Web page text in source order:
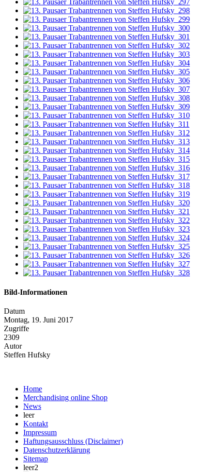
Bild-Informationen
Datum
Montag, 19. Juni 2017
Zugriffe
2309
Autor
Steffen Hufsky
Home
Merchandising online Shop
News
leer
Kontakt
Impressum
Haftungsausschluss (Disclaimer)
Datenschutzerklärung
Sitemap
leer2